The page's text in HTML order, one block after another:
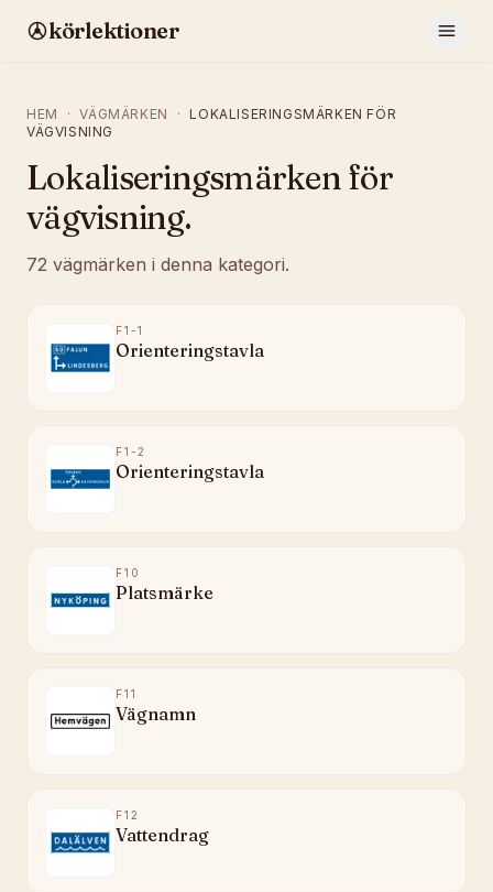
körlektioner
HEM · VÄGMÄRKEN ·
LOKALISERINGSMÄRKEN FÖR
VÄGVISNING
Lokaliseringsmärken för
vägvisning.
72 vägmärken i denna kategori.
F1-1
Orienteringstavla
F1-2
Orienteringstavla
F10
Platsmärke
F11
Vägnamn
F12
Vattendrag